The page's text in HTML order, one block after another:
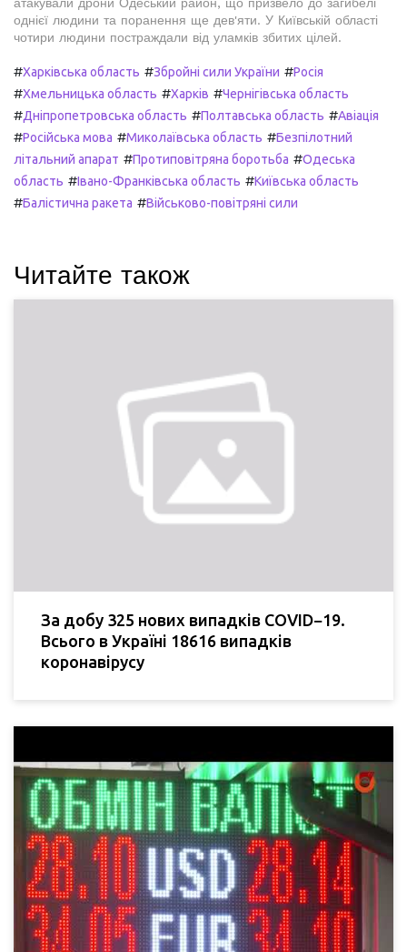
однієї людини та поранення ще дев'яти. У Київській області
чотири людини постраждали від уламків збитих цілей.
#Харківська область #Збройні сили України #Росія
#Хмельницька область #Харків #Чернігівська область
#Дніпропетровська область #Полтавська область #Авіація
#Російська мова #Миколаївська область #Безпілотний
літальний апарат #Протиповітряна боротьба #Одеська
область #Івано-Франківська область #Київська область
#Балістична ракета #Військово-повітряні сили
Читайте також
За добу 325 нових випадків COVID−19.
Всього в Україні 18616 випадків
коронавірусу